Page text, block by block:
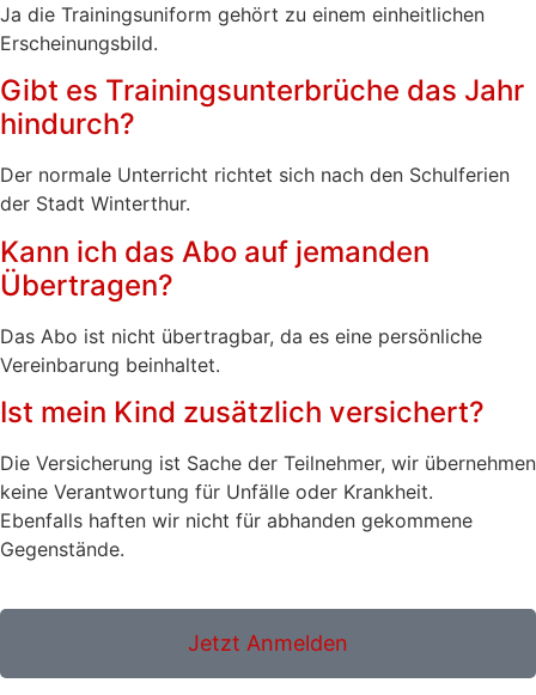
Ja die Trainingsuniform gehört zu einem einheitlichen
Erscheinungsbild.
Gibt es Trainingsunterbrüche das Jahr
hindurch?
Der normale Unterricht richtet sich nach den Schulferien
der Stadt Winterthur.
Kann ich das Abo auf jemanden
Übertragen?
Das Abo ist nicht übertragbar, da es eine persönliche
Vereinbarung beinhaltet.
Ist mein Kind zusätzlich versichert?
Die Versicherung ist Sache der Teilnehmer, wir übernehmen
keine Verantwortung für Unfälle oder Krankheit.
Ebenfalls haften wir nicht für abhanden gekommene
Gegenstände.
Jetzt Anmelden